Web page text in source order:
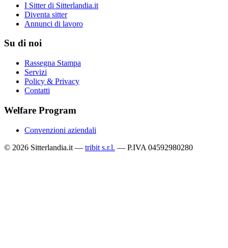
I Sitter di Sitterlandia.it
Diventa sitter
Annunci di lavoro
Su di noi
Rassegna Stampa
Servizi
Policy & Privacy
Contatti
Welfare Program
Convenzioni aziendali
© 2026 Sitterlandia.it — tribit s.r.l. — P.IVA 04592980280